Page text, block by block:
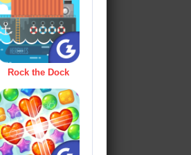
Rock the Dock